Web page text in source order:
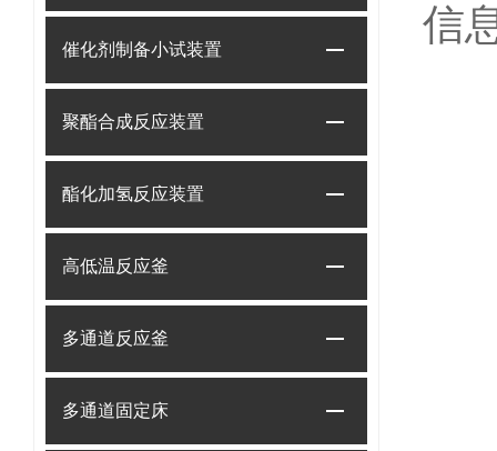
催化剂制备小试装置
聚酯合成反应装置
酯化加氢反应装置
高低温反应釜
多通道反应釜
多通道固定床
信